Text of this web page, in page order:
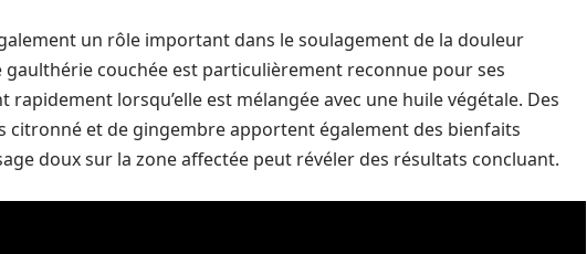
un rôle important dans le soulagement de la douleur
gaulthérie couchée est particulièrement reconnue pour ses
lorsqu’elle est mélangée avec une huile végétale. Des
citronné et de gingembre apportent également des bienfaits
doux sur la zone affectée peut révéler des résultats concluant.